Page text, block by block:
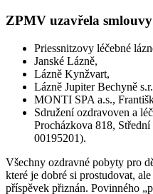
ZPMV uzavřela
Priessnitzovy léčebné
Janské Lázně,
Lázně Kynžvart,
Lázně Jupiter Bechyně
MONTI SPA a.s.,
Sdružení ozdravoven a
Procházkova 818,
00195201).
Všechny ozdravné pobyty pro
které je dobré si prostudovat,
příspěvek přiznán. Povinného